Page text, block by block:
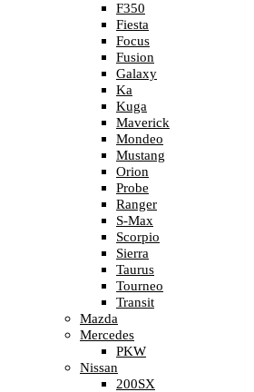
F350
Fiesta
Focus
Fusion
Galaxy
Ka
Kuga
Maverick
Mondeo
Mustang
Orion
Probe
Ranger
S-Max
Scorpio
Sierra
Taurus
Tourneo
Transit
Mazda
Mercedes
PKW
Nissan
200SX